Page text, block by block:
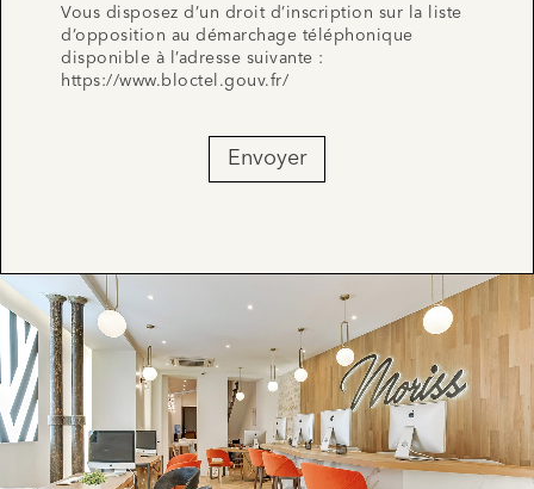
Vous disposez d’un droit d’inscription sur la liste
d’opposition au démarchage téléphonique
disponible à l’adresse suivante :
https://www.bloctel.gouv.fr/
Envoyer